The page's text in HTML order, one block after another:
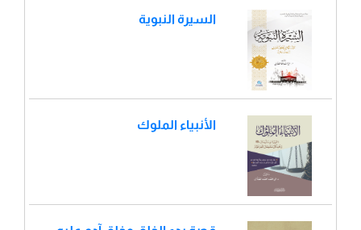
السيرة النبوية
الأنبياء الملوك